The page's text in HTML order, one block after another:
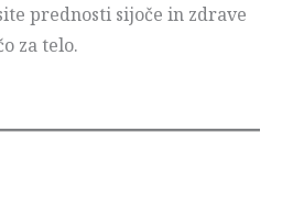
prednosti sijoče in zdrave
za telo.